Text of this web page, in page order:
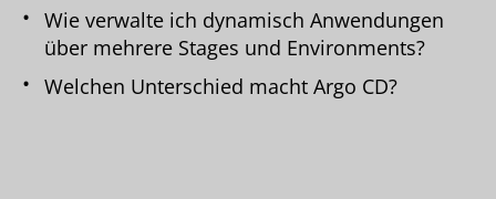
Wie verwalte ich dynamisch Anwendungen
über mehrere Stages und Environments?
Welchen Unterschied macht Argo CD?